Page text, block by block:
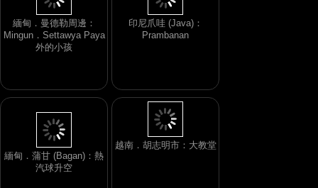
緬甸．曼德勒周邊：
Mingun．Settawya Paya
外的小孩
印尼爪哇 (Java)：
Prambanan
緬甸．蒲甘 (Bagan)：熱
汽球升空
越南．胡志明市：大教堂